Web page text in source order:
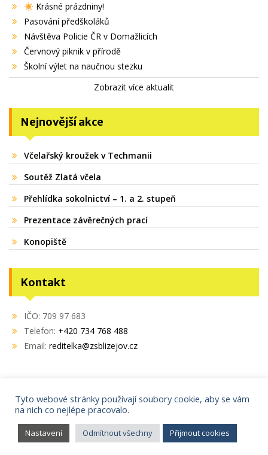
Krásné prázdniny!
Pasování předškoláků
Návštěva Policie ČR v Domažlicích
Červnový piknik v přírodě
Školní výlet na naučnou stezku
Zobrazit více aktualit
Nejnovější akce
Včelařský kroužek v Techmanii
Soutěž Zlatá včela
Přehlídka sokolnictví – 1. a 2. stupeň
Prezentace závěrečných prací
Konopiště
Kontakt
IČO: 709 97 683
Telefon: +420 734 768 488
Email: reditelka@zsblizejov.cz
Copyright © 2021
Proudly powered by WordPress | Education Hub byWEN
Themes
Tyto webové stránky používají soubory cookie, aby se vám
na nich co nejlépe pracovalo.
Nastavení Odmítnout všechny Přijmout cookies